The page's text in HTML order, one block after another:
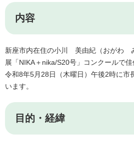
内容
新座市内在住の小川 美由紀（おがわ
展「NIKA＋nika/S20号」コンクールで佳
令和8年5月28日（木曜日）午後2時に市
います。
目的・経緯